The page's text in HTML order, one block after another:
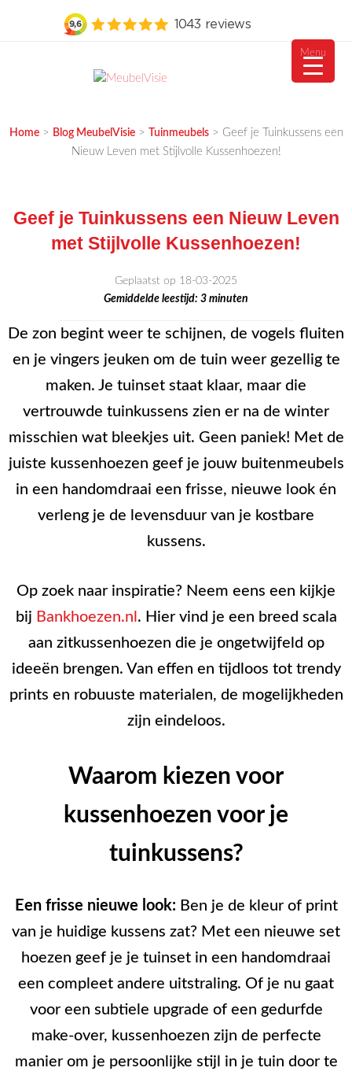
inhoud
Home> Blog MeubelVisie> Tuinmeubels> Geef je Tuinkussens een
Nieuw Leven met Stijlvolle Kussenhoezen!
Geef je Tuinkussens een Nieuw Leven
met Stijlvolle Kussenhoezen!
Geplaatst op 18-03-2025
Gemiddelde leestijd: 3 minuten
De zon begint weer te schijnen, de vogels fluiten
en je vingers jeuken om de tuin weer gezellig te
maken. Je tuinset staat klaar, maar die
vertrouwde tuinkussens zien er na de winter
misschien wat bleekjes uit. Geen paniek! Met de
juiste kussenhoezen geef je jouw buitenmeubels
in een handomdraai een frisse, nieuwe look én
verleng je de levensduur van je kostbare
kussens.
Op zoek naar inspiratie? Neem eens een kijkje
bij Bankhoezen.nl . Hier vind je een breed scala
aan zitkussenhoezen die je ongetwijfeld op
ideeën brengen. Van effen en tijdloos tot trendy
prints en robuuste materialen, de mogelijkheden
zijn eindeloos.
Waarom kiezen voor
kussenhoezen voor je
tuinkussens?
Een frisse nieuwe look: Ben je de kleur of print
van je huidige kussens zat? Met een nieuwe set
hoezen geef je je tuinset in een handomdraai
een compleet andere uitstraling. Of je nu gaat
voor een subtiele upgrade of een gedurfde
make-over, kussenhoezen zijn de perfecte
manier om je persoonlijke stijl in je tuin door te
Menu